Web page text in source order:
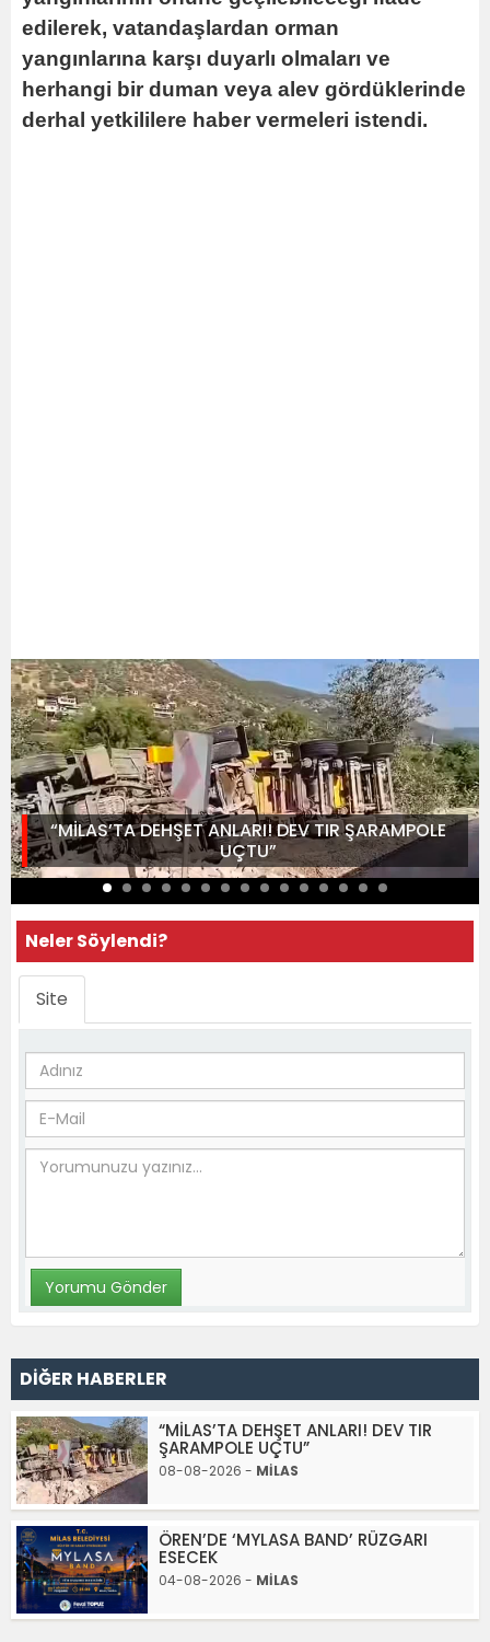
edilerek, vatandaşlardan orman
yangınlarına karşı duyarlı olmaları ve
herhangi bir duman veya alev gördüklerinde
derhal yetkililere haber vermeleri istendi.
“MİLAS’TA DEHŞET ANLARI! DEV TIR ŞARAMPOLE
UÇTU”
Neler Söylendi?
Site
DİĞER HABERLER
“MİLAS’TA DEHŞET ANLARI! DEV TIR
ŞARAMPOLE UÇTU”
08-08-2026 - MİLAS
ÖREN’DE ‘MYLASA BAND’ RÜZGARI
ESECEK
04-08-2026 - MİLAS